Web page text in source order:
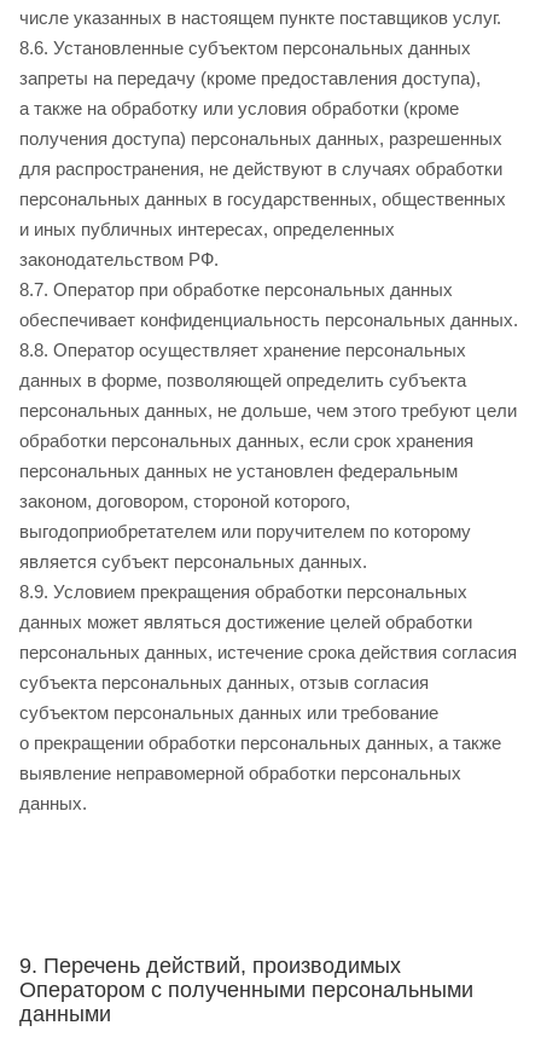
числе указанных в настоящем пункте поставщиков услуг.
8.6. Установленные субъектом персональных данных
запреты на передачу (кроме предоставления доступа),
а также на обработку или условия обработки (кроме
получения доступа) персональных данных, разрешенных
для распространения, не действуют в случаях обработки
персональных данных в государственных, общественных
и иных публичных интересах, определенных
законодательством РФ.
8.7. Оператор при обработке персональных данных
обеспечивает конфиденциальность персональных данных.
8.8. Оператор осуществляет хранение персональных
данных в форме, позволяющей определить субъекта
персональных данных, не дольше, чем этого требуют цели
обработки персональных данных, если срок хранения
персональных данных не установлен федеральным
законом, договором, стороной которого,
выгодоприобретателем или поручителем по которому
является субъект персональных данных.
8.9. Условием прекращения обработки персональных
данных может являться достижение целей обработки
персональных данных, истечение срока действия согласия
субъекта персональных данных, отзыв согласия
субъектом персональных данных или требование
о прекращении обработки персональных данных, а также
выявление неправомерной обработки персональных
данных.
9. Перечень действий, производимых
Оператором с полученными персональными
данными